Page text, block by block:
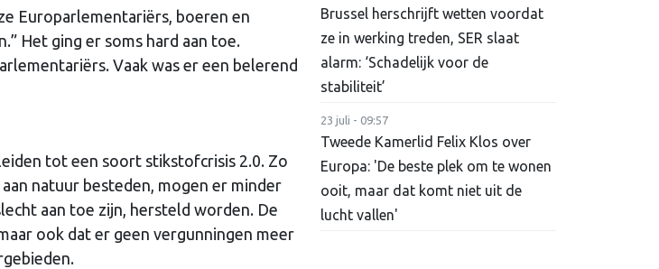
Europarlementariërs, boeren en
Het ging er soms hard aan toe.
Vaak was er een belerend
tot een soort stikstofcrisis 2.0. Zo
natuur besteden, mogen er minder
aan toe zijn, hersteld worden. De
ook dat er geen vergunningen meer
Brussel herschrijft wetten voordat
ze in werking treden, SER slaat
alarm: ‘Schadelijk voor de
stabiliteit’
23 juli - 09:57
Tweede Kamerlid Felix Klos over
Europa: 'De beste plek om te wonen
ooit, maar dat komt niet uit de
lucht vallen'